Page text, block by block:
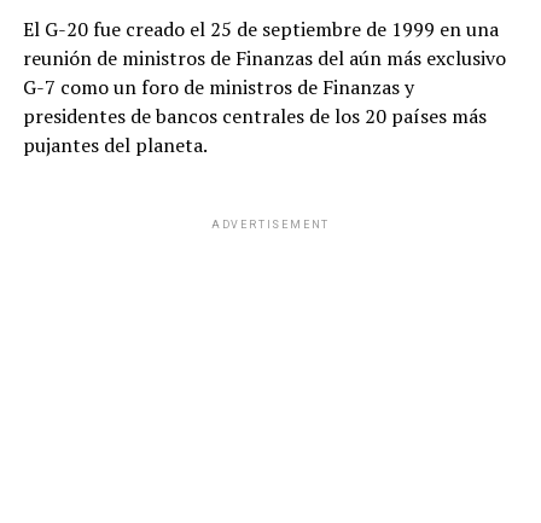
El G-20 fue creado el 25 de septiembre de 1999 en una
reunión de ministros de Finanzas del aún más exclusivo
G-7 como un foro de ministros de Finanzas y
presidentes de bancos centrales de los 20 países más
pujantes del planeta.
ADVERTISEMENT